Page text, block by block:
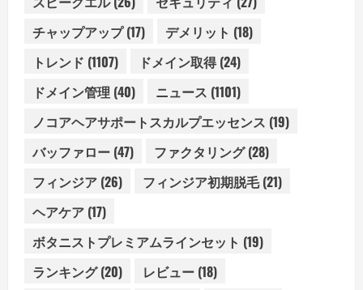
チャップアップ(17) デメリット (18)
トレンド (1107) ドメイン取得(24)
ドメイン管理 (40) ニュース (1101)
ノコアヘアサポートスカルプエッセンス (19)
バッファロー (47) ファクタリング(28)
フィンジア (26) フィンジア初期脱毛(21)
ヘアケア (17)
ボタニストプレミアムラインセット (19)
ランキング(20) レビュー (18)